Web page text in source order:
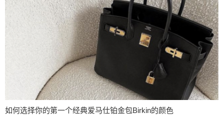
如何选择你的第一个经典爱马仕铂金包Birkin的颜色